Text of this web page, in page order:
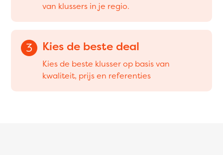
van klussers in je regio.
3 Kies de beste deal
Kies de beste klusser op basis van
kwaliteit, prijs en referenties